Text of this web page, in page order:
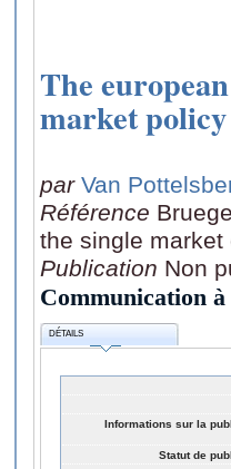
The
market policy
par Van
Référence
the single
Publication Non
Communication
DÉTAILS
Informations sur la
Statut de